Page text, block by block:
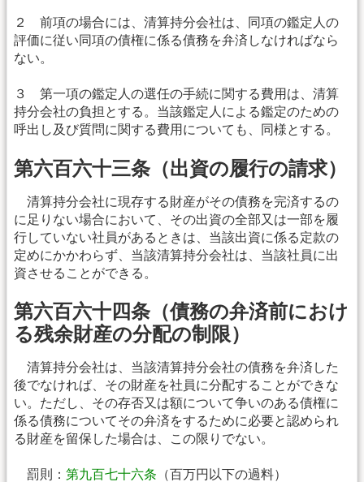
２ 前項の場合には、清算持分会社は、同項の鑑定人の
評価に従い同項の債権に係る債務を弁済しなければなら
ない。
３ 第一項の鑑定人の選任の手続に関する費用は、清算
持分会社の負担とする。当該鑑定人による鑑定のための
呼出し及び質問に関する費用についても、同様とする。
第六百六十三条（出資の履行の請求）
清算持分会社に現存する財産がその債務を完済するの
に足りない場合において、その出資の全部又は一部を履
行していない社員があるときは、当該出資に係る定款の
定めにかかわらず、当該清算持分会社は、当該社員に出
資させることができる。
第六百六十四条（債務の弁済前におけ
る残余財産の分配の制限）
清算持分会社は、当該清算持分会社の債務を弁済した
後でなければ、その財産を社員に分配することができな
い。ただし、その存否又は額について争いのある債権に
係る債務についてその弁済をするために必要と認められ
る財産を留保した場合は、この限りでない。
罰則： 第九百七十六条 （百万円以下の過料）